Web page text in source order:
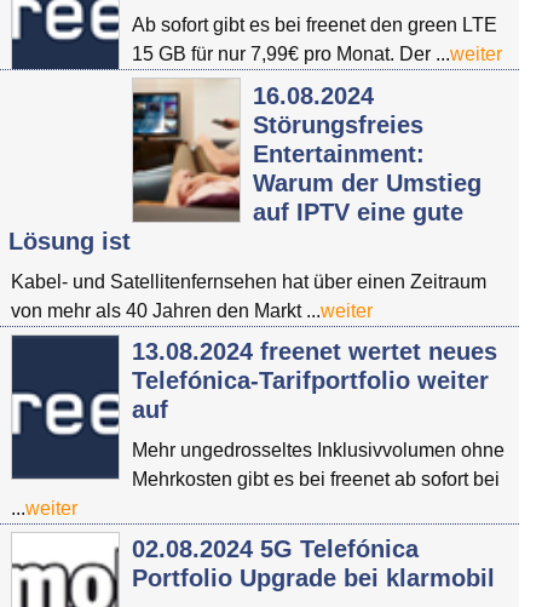
Ab sofort gibt es bei freenet den green LTE
15 GB für nur 7,99€ pro Monat. Der ...weiter
16.08.2024
Störungsfreies
Entertainment:
Warum der Umstieg
auf IPTV eine gute
Lösung ist
Kabel- und Satellitenfernsehen hat über einen Zeitraum
von mehr als 40 Jahren den Markt ...weiter
13.08.2024 freenet wertet neues
Telefónica-Tarifportfolio weiter
auf
Mehr ungedrosseltes Inklusivvolumen ohne
Mehrkosten gibt es bei freenet ab sofort bei
...weiter
02.08.2024 5G Telefónica
Portfolio Upgrade bei klarmobil